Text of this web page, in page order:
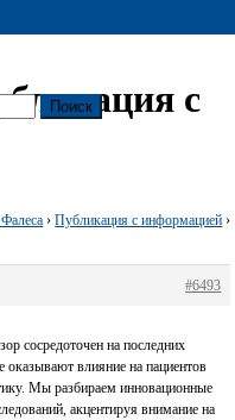
с
› Публикация с информацией ›
#6493
сосредоточен на последних
оказывают влияние на пациентов
Мы разбираем инновационные
акцентируя внимание на